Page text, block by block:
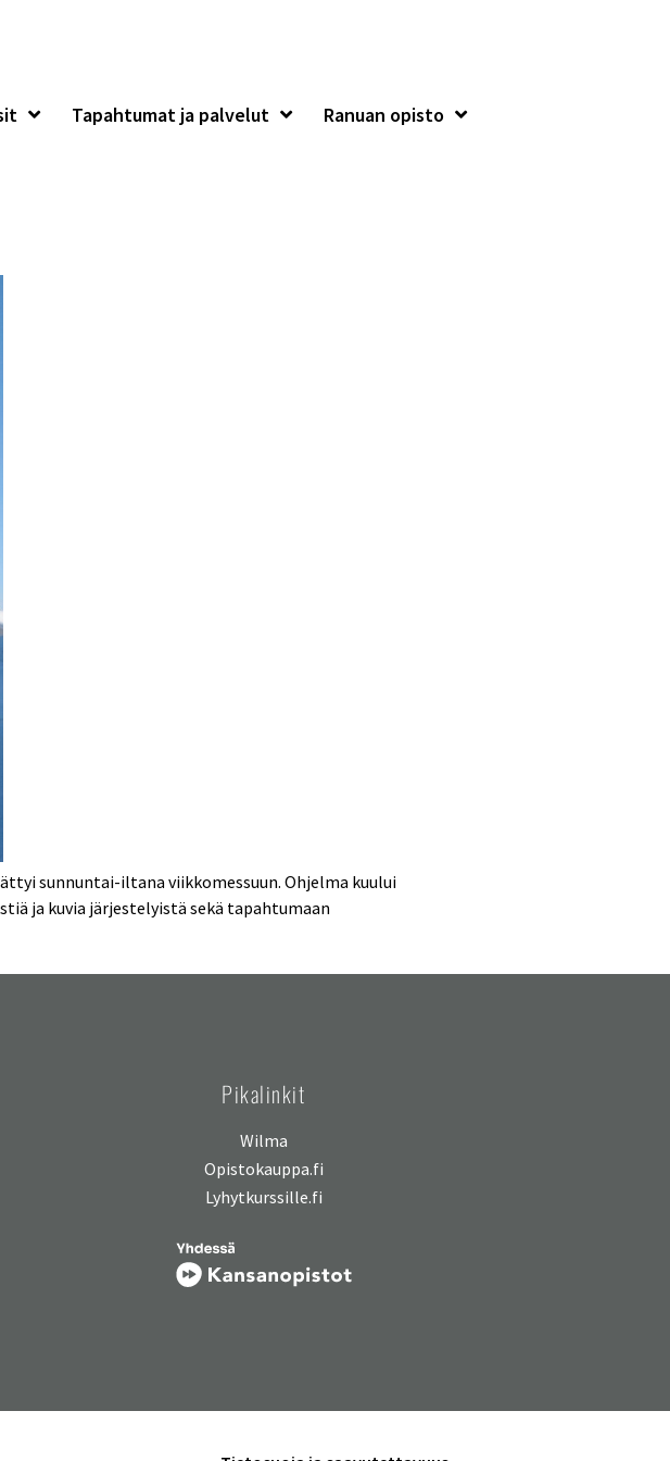
Tapahtumat ja palvelut Ranuan opisto
sunnuntai-iltana viikkomessuun. Ohjelma kuului
ja kuvia järjestelyistä sekä tapahtumaan
Pikalinkit
Wilma
Opistokauppa.fi
Lyhytkurssille.fi